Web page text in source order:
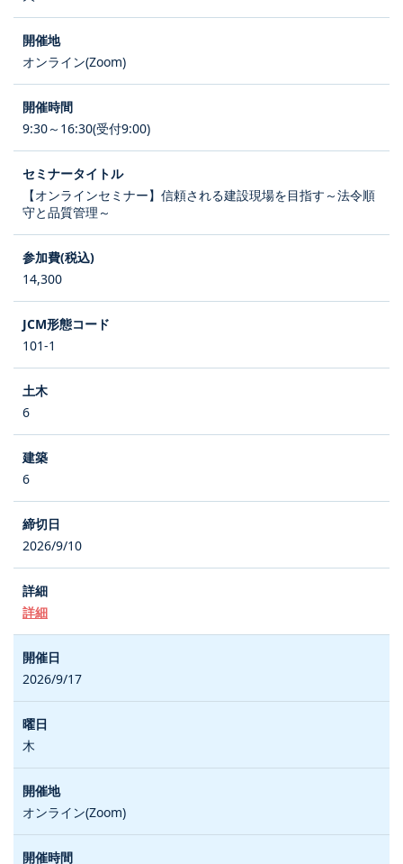
オンライン(Zoom)
9:30～16:30(受付9:00)
【オンラインセミナー】信頼される建設現場を目指す～法令順
守と品質管理～
14,300
101-1
6
6
2026/9/10
詳細
2026/9/17
木
オンライン(Zoom)